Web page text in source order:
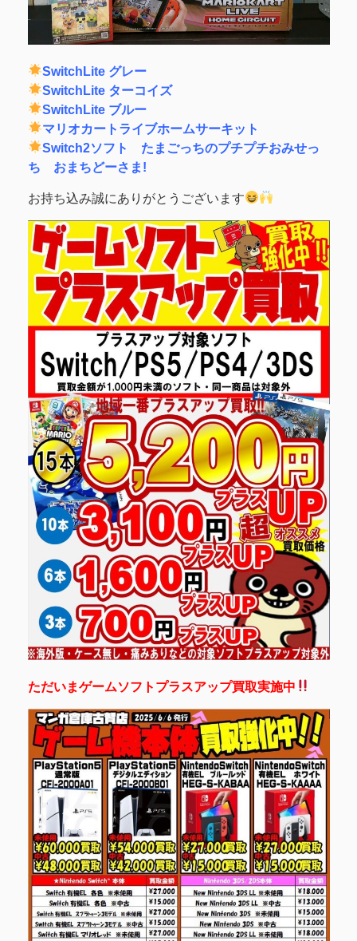
SwitchLite グレー
SwitchLite ターコイズ
SwitchLite ブルー
マリオカートライブホームサーキット
Switch2ソフト たまごっちのプチプチおみせっ
ち おまちどーさま!
お持ち込み誠にありがとうございます
ただいまゲームソフトプラスアップ買取実施中